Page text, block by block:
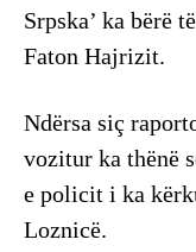
Srpska’ ka bërë
Faton Hajrizit.
Ndërsa siç
vozitur ka thënë
e policit i ka
Loznicë.